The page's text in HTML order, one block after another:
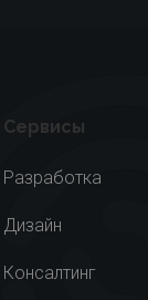
Сервисы
Разработка
Дизайн
Консалтинг